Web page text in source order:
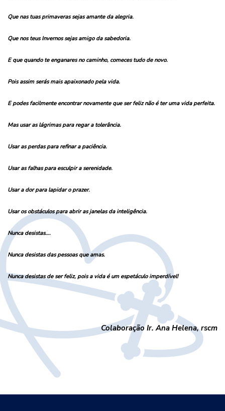
Que nas tuas primaveras sejas amante da alegria.
Que nos teus Invernos sejas amigo da sabedoria.
E que quando te enganares no caminho, comeces tudo de novo.
Pois assim serás mais apaixonado pela vida.
E podes facilmente encontrar novamente que ser feliz não é ter uma vida perfeita.
Mas usar as lágrimas para regar a tolerância.
Usar as perdas para refinar a paciência.
Usar as falhas para esculpir a serenidade.
Usar a dor para lapidar o prazer.
Usar os obstáculos para abrir as janelas da inteligência.
Nunca desistas….
Nunca desistas das pessoas que amas.
Nunca desistas de ser feliz, pois a vida é um espetáculo imperdível!
Colaboração Ir. Ana Helena, rscm